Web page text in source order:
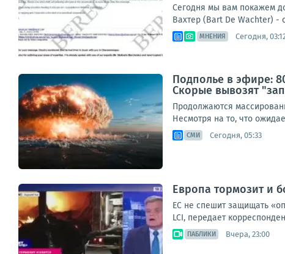
Сегодня мы вам покажем
Вахтер (Bart De Wachter) -
МНЕНИЯ Сегодня,
Подполье в эфире:
Скорые вывозят
Продолжаются
Несмотря на то, что
СМИ Сегодня, 05:33
Европа тормозит и
ЕС не спешит защищать
LCI, передает
ПАБЛИКИ Вчера, 23:00